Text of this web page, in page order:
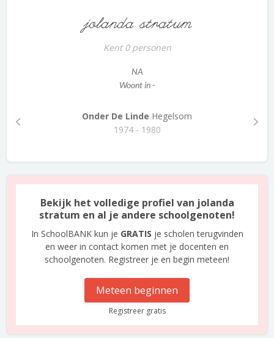
jolanda stratum
Kent 0 personen
NA
Woont in -
Onder De Linde Hegelsom
1974 - 1980
Bekijk het volledige profiel van jolanda
stratum en al je andere schoolgenoten!
In SchoolBANK kun je GRATIS je scholen terugvinden
en weer in contact komen met je docenten en
schoolgenoten. Registreer je en begin meteen!
Meteen beginnen
Registreer gratis